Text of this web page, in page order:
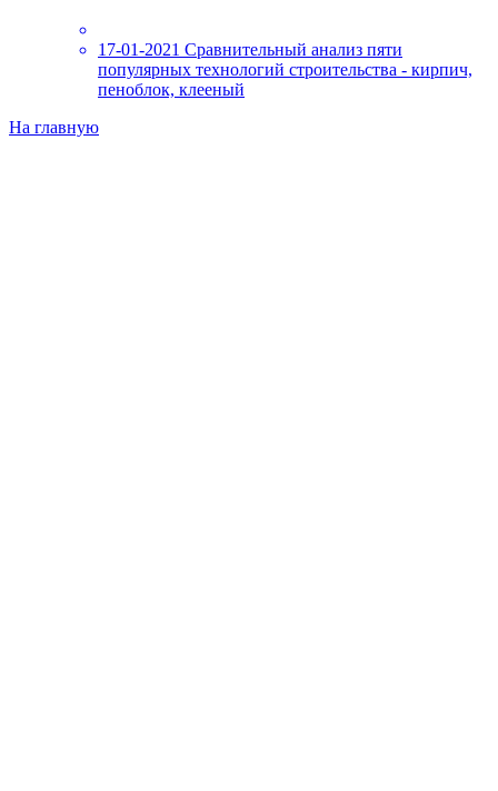
17-01-2021 Сравнительный анализ пяти
популярных технологий строительства - кирпич,
пеноблок, клееный
На главную